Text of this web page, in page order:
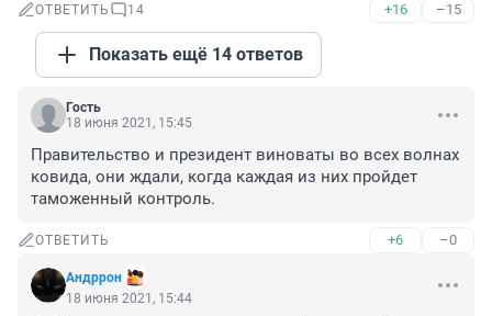
ОТВЕТИТЬ 14 +16 –15
Показать ещё 14 ответов
Гость
18 июня 2021, 15:45
Правительство и президент виноваты во всех волнах
ковида, они ждали, когда каждая из них пройдет
таможенный контроль.
ОТВЕТИТЬ +6 –0
Андррон
18 июня 2021, 15:44